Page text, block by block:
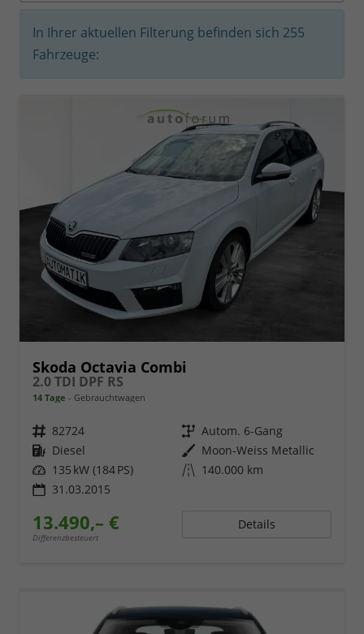
In Ihrer aktuellen Filterung befinden sich 255
Fahrzeuge:
Skoda Octavia Combi
2.0 TDI DPF RS
14 Tage Gebrauchtwagen
Fahrzeugnr. 82724 Getriebe Autom. 6-Gang
Kraftstoff Diesel Außenfarbe Moon-Weiss Metallic
Leistung 135 kW (184 PS) Kilometerstand 140.000 km
31.03.2015
13.490,– €
Differenzbesteuert
Details